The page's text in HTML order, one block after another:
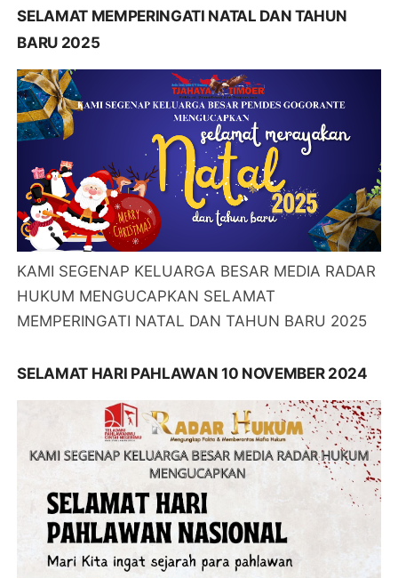
SELAMAT MEMPERINGATI NATAL DAN TAHUN
BARU 2025
KAMI SEGENAP KELUARGA BESAR MEDIA RADAR
HUKUM MENGUCAPKAN SELAMAT
MEMPERINGATI NATAL DAN TAHUN BARU 2025
SELAMAT HARI PAHLAWAN 10 NOVEMBER 2024